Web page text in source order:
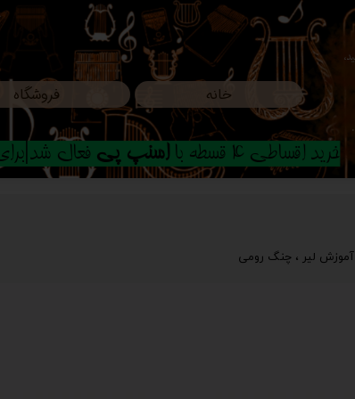
خانه فروشگاه
خرید اقساطی 4 قسطه با اسنپ پی فعال
آموزش لیر ، چنگ رومی